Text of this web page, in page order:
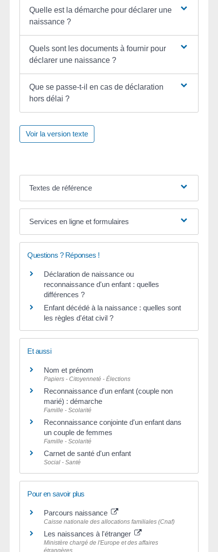
Quelle est la démarche pour déclarer une
naissance ?
Quels sont les documents à fournir pour
déclarer une naissance ?
Que se passe-t-il en cas de déclaration
hors délai ?
Voir la version texte
Textes de référence
Services en ligne et formulaires
Questions ? Réponses !
Déclaration de naissance ou
reconnaissance d'un enfant : quelles
différences ?
Enfant décédé à la naissance : quelles sont
les règles d'état civil ?
Et aussi
Nom et prénom
Papiers - Citoyenneté - Élections
Reconnaissance d'un enfant (couple non
marié) : démarche
Famille - Scolarité
Reconnaissance conjointe d'un enfant dans
un couple de femmes
Famille - Scolarité
Carnet de santé d'un enfant
Social - Santé
Pour en savoir plus
Parcours naissance
Caisse nationale des allocations familiales (Cnaf)
Les naissances à l'étranger
Ministère chargé de l'Europe et des affaires
étrangères